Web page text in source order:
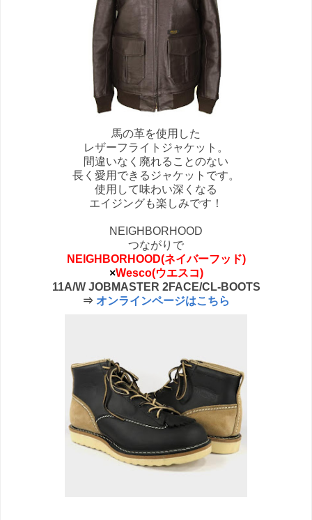
馬の革を使用した
レザーフライトジャケット。
間違いなく廃れることのない
長く愛用できるジャケットです。
使用して味わい深くなる
エイジングも楽しみです！
NEIGHBORHOOD
つながりで
NEIGHBORHOOD(ネイバーフッド)
×Wesco(ウエスコ)
11A/W JOBMASTER 2FACE/CL-BOOTS
⇒ オンラインページはこちら